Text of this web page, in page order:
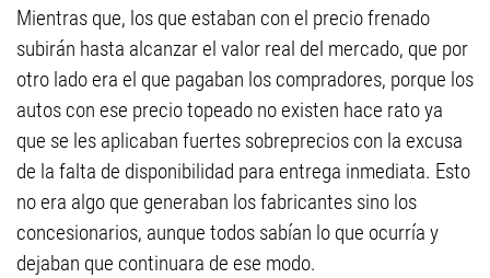
Mientras que, los que estaban con el precio frenado
subirán hasta alcanzar el valor real del mercado, que por
otro lado era el que pagaban los compradores, porque los
autos con ese precio topeado no existen hace rato ya
que se les aplicaban fuertes sobreprecios con la excusa
de la falta de disponibilidad para entrega inmediata. Esto
no era algo que generaban los fabricantes sino los
concesionarios, aunque todos sabían lo que ocurría y
dejaban que continuara de ese modo.